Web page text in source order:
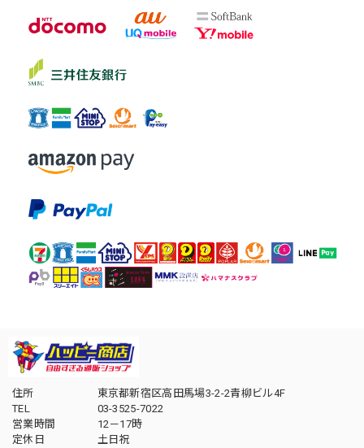
住所
東京都新宿区高田馬場3-2-2青柳ビル4F
TEL
03-3525-7022
営業時間
12－17時
定休日
土日祝